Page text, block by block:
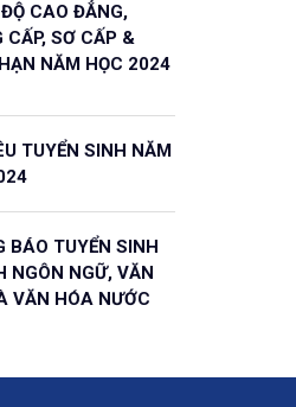
CAO ĐẲNG,
CẤP, SƠ CẤP &
NĂM HỌC 2024
TUYỂN SINH NĂM
BÁO TUYỂN SINH
NGÔN NGỮ, VĂN
VĂN HÓA NƯỚC